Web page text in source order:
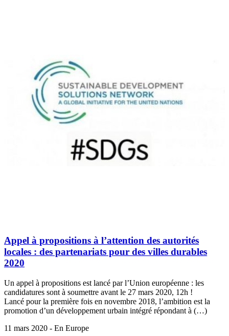
Appel à propositions à l’attention des autorités
locales : des partenariats pour des villes durables
2020
Un appel à propositions est lancé par l’Union européenne : les
candidatures sont à soumettre avant le 27 mars 2020, 12h !
Lancé pour la première fois en novembre 2018, l’ambition est la
promotion d’un développement urbain intégré répondant à (…)
11 mars 2020 - En Europe